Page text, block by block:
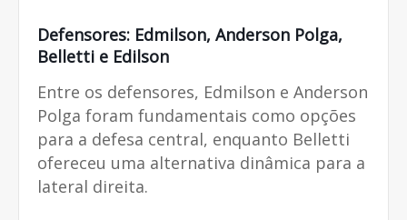
Defensores: Edmilson, Anderson Polga,
Belletti e Edilson
Entre os defensores, Edmilson e Anderson
Polga foram fundamentais como opções
para a defesa central, enquanto Belletti
ofereceu uma alternativa dinâmica para a
lateral direita.